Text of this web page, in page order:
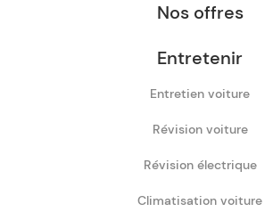
Nos offres
Entretenir
Entretien voiture
Révision voiture
Révision électrique
Climatisation voiture